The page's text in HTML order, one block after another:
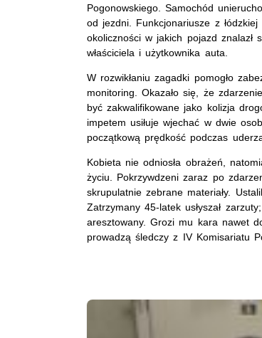
Pogonowskiego. Samochód
od jezdni. Funkcjonariusze z
okoliczności w jakich pojazd
właściciela i użytkownika auta.
W rozwikłaniu zagadki pomogło
monitoring. Okazało się, że
być zakwalifikowane jako kolizja
impetem usiłuje wjechać w dwie
początkową prędkość podczas
Kobieta nie odniosła obrażeń,
życiu. Pokrzywdzeni zaraz po
skrupulatnie zebrane materiały.
Zatrzymany 45-latek usłyszał
aresztowany. Grozi mu kara nawet
prowadzą śledczy z IV Komisariatu